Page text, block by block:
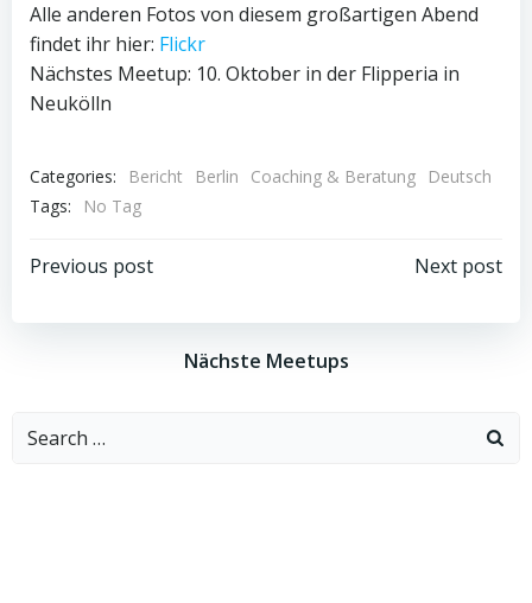
Alle anderen Fotos von diesem großartigen Abend
findet ihr hier: Flickr
Nächstes Meetup: 10. Oktober in der Flipperia in
Neukölln
Categories: Bericht Berlin Coaching & Beratung
Deutsch
Tags:
No Tag
Beitragsnavigation
Previous post Next post
Nächste Meetups
Search